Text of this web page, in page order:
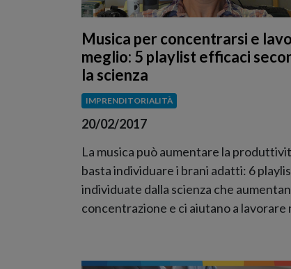
Musica per concentrarsi e
meglio: 5 playlist efficaci
la scienza
IMPRENDITORIALITÀ
20/02/2017
La musica può aumentare la
basta individuare i brani adatti: 6
individuate dalla scienza che
concentrazione e ci aiutano a lavorare